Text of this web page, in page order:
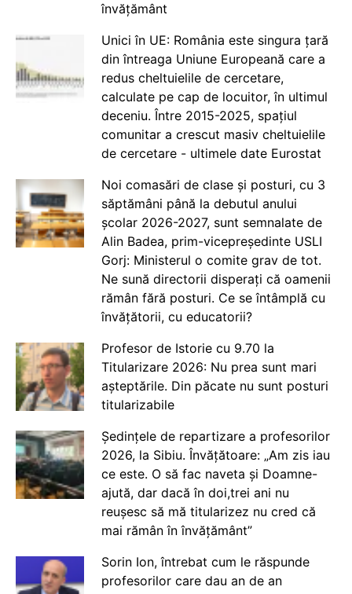
învățământ
Unici în UE: România este singura țară
din întreaga Uniune Europeană care a
redus cheltuielile de cercetare,
calculate pe cap de locuitor, în ultimul
deceniu. Între 2015-2025, spațiul
comunitar a crescut masiv cheltuielile
de cercetare - ultimele date Eurostat
Noi comasări de clase și posturi, cu 3
săptămâni până la debutul anului
școlar 2026-2027, sunt semnalate de
Alin Badea, prim-vicepreședinte USLI
Gorj: Ministerul o comite grav de tot.
Ne sună directorii disperați că oamenii
rămân fără posturi. Ce se întâmplă cu
învățătorii, cu educatorii?
Profesor de Istorie cu 9.70 la
Titularizare 2026: Nu prea sunt mari
așteptările. Din păcate nu sunt posturi
titularizabile
Ședințele de repartizare a profesorilor
2026, la Sibiu. Învățătoare: „Am zis iau
ce este. O să fac naveta și Doamne-
ajută, dar dacă în doi,trei ani nu
reușesc să mă titularizez nu cred că
mai rămân în învățământ”
Sorin Ion, întrebat cum le răspunde
profesorilor care dau an de an